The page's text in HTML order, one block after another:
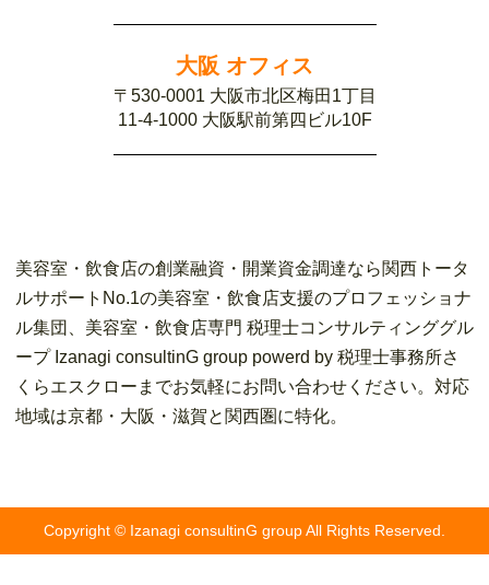
大阪 オフィス
〒530-0001 大阪市北区梅田1丁目
11-4-1000 大阪駅前第四ビル10F
美容室・飲食店の創業融資・開業資金調達なら関西トータ
ルサポートNo.1の美容室・飲食店支援のプロフェッショナ
ル集団、美容室・飲食店専門 税理士コンサルティンググル
ープ Izanagi consultinG group powerd by 税理士事務所さ
くらエスクローまでお気軽にお問い合わせください。対応
地域は京都・大阪・滋賀と関西圏に特化。
Copyright © Izanagi consultinG group All Rights Reserved.